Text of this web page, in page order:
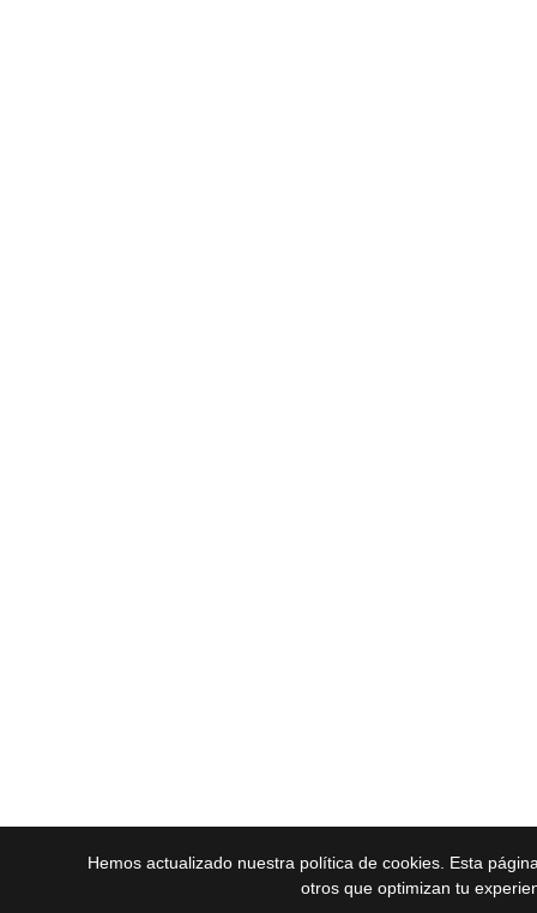
Hemos actualizado nuestra política de cookies. Esta
otros que optimizan tu